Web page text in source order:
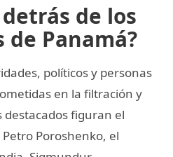
de los
de Panamá?
políticos y personas
en la filtración y
figuran el
Poroshenko, el